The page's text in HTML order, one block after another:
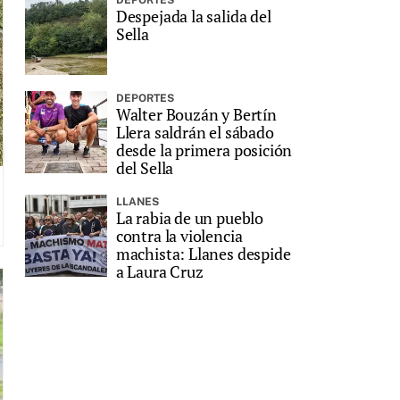
Despejada la salida del
Sella
DEPORTES
Walter Bouzán y Bertín
Llera saldrán el sábado
desde la primera posición
del Sella
LLANES
La rabia de un pueblo
contra la violencia
machista: Llanes despide
a Laura Cruz